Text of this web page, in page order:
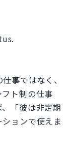
事ではなく、
ト制の仕事
「彼は非定期
ョンで使えま